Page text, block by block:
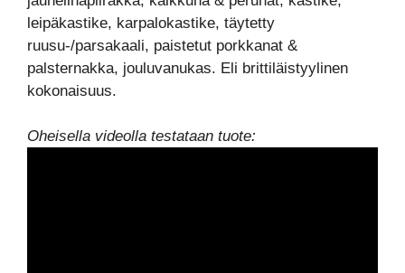
leipäkastike, karpalokastike, täytetty
ruusu-/parsakaali, paistetut porkkanat &
palsternakka, jouluvanukas. Eli brittiläistyylinen
kokonaisuus.
Oheisella videolla testataan tuote: